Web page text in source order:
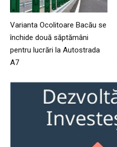
Varianta Ocolitoare Bacău se
închide două săptămâni
pentru lucrări la Autostrada
A7